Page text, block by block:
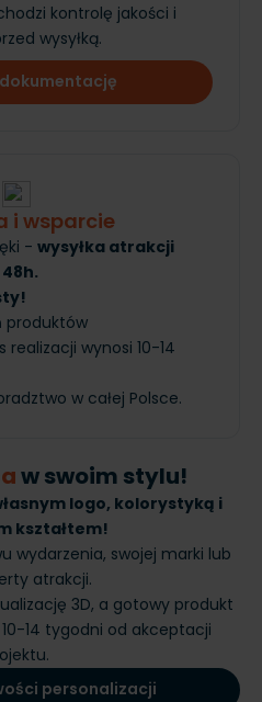
kontrolę jakości i
wysyłką.
i wsparcie
- wysyłka atrakcji
produktów
wynosi 10-14
w całej Polsce.
w swoim stylu!
logo, kolorystyką i
kształtem!
wydarzenia, swojej marki lub
atrakcji.
3D, a gotowy produkt
14 tygodni od akceptacji
personalizacji